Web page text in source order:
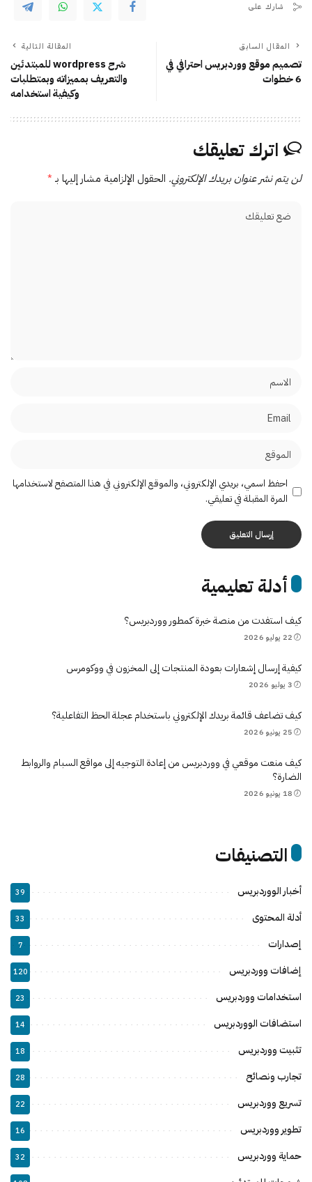
شارك على
المقال السابق
تصميم موقع ووردبريس احترافي في
6 خطوات
المقالة التالية
شرح wordpress للمبتدئين
والتعريف بمميزاته وبمتطلبات
وكيفية استخدامه
اترك تعليقك
لن يتم نشر عنوان بريدك الإلكتروني. الحقول الإلزامية مشار إليها بـ*
احفظ اسمي، بريدي الإلكتروني، والموقع الإلكتروني في هذا المتصفح لاستخدامها
المرة المقبلة في تعليقي.
أدلة تعليمية
كيف استفدت من منصة خبرة كمطور ووردبريس؟
22 يوليو 2026
كيفية إرسال إشعارات بعودة المنتجات إلى المخزون في ووكومرس
3 يوليو 2026
كيف تضاعف قائمة بريدك الإلكتروني باستخدام عجلة الحظ التفاعلية؟
25 يونيو 2026
كيف منعت موقعي في ووردبريس من إعادة التوجيه إلى مواقع السبام والروابط
الضارة؟
18 يونيو 2026
التصنيفات
أخبار الووردبريس 39
أدلة المحتوى 33
إصدارات 7
إضافات ووردبريس 120
استخدامات ووردبريس 23
استضافات الووردبريس 14
تثبيت ووردبريس 18
تجارب ونصائح 28
تسريع ووردبريس 22
تطوير ووردبريس 16
حماية ووردبريس 32